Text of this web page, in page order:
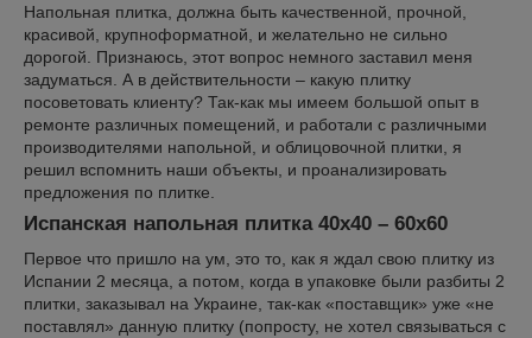
Напольная плитка, должна быть качественной, прочной,
красивой, крупноформатной, и желательно не сильно
дорогой. Признаюсь, этот вопрос немного заставил меня
задуматься. А в действительности – какую плитку
посоветовать клиенту? Так-как мы имеем большой опыт в
ремонте различных помещений, и работали с различными
производителями напольной, и облицовочной плитки, я
решил вспомнить наши объекты, и проанализировать
предложения по плитке.
Испанская напольная плитка 40х40 – 60х60
Первое что пришло на ум, это то, как я ждал свою плитку из
Испании 2 месяца, а потом, когда в упаковке были разбиты 2
плитки, заказывал на Украине, так-как «поставщик» уже «не
поставлял» данную плитку (попросту, не хотел связываться с